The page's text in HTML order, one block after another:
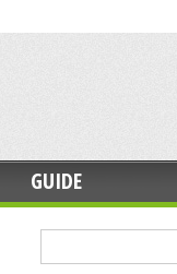
GUIDE